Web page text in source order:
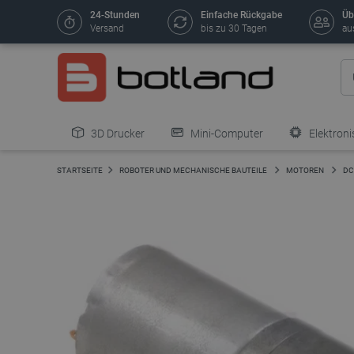
24-Stunden
Versand
Einfache Rückgabe
bis zu 30 Tagen
3D Drucker Mini-Computer
STARTSEITE ROBOTER UND MECHANISCHE BAUTEILE MOTOREN